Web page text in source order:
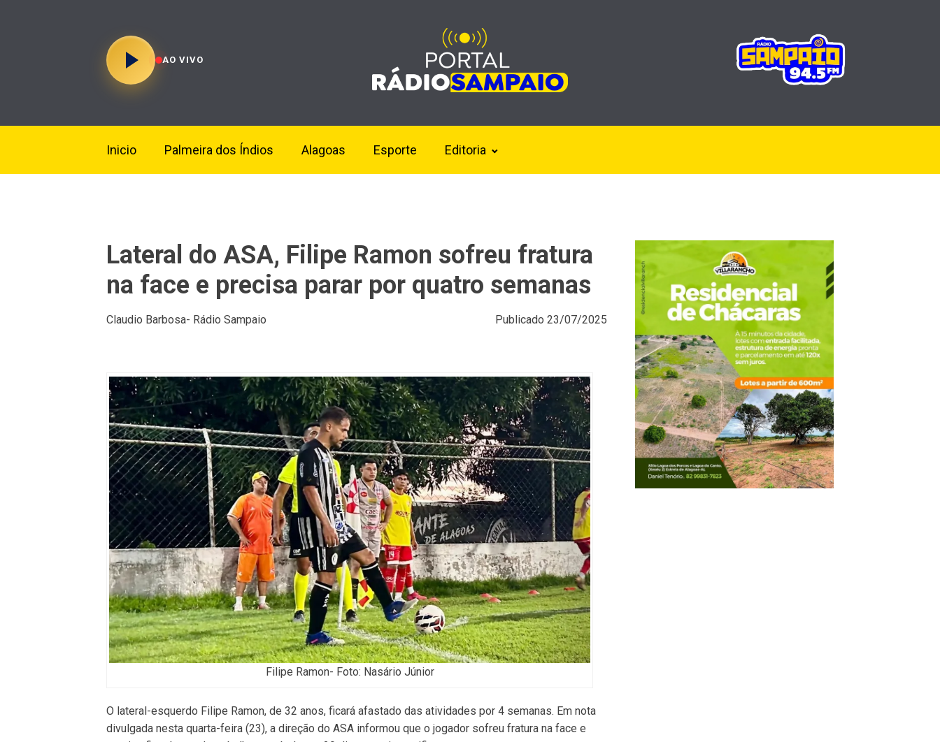
AO VIVO
Inicio Palmeira dos Índios Alagoas Esporte Editoria
Lateral do ASA, Filipe Ramon sofreu fratura
na face e precisa parar por quatro semanas
Claudio Barbosa- Rádio Sampaio Publicado 23/07/2025
Filipe Ramon- Foto: Nasário Júnior
O lateral-esquerdo Filipe Ramon, de 32 anos, ficará afastado das atividades por 4 semanas. Em nota
divulgada nesta quarta-feira (23), a direção do ASA informou que o jogador sofreu fratura na face e